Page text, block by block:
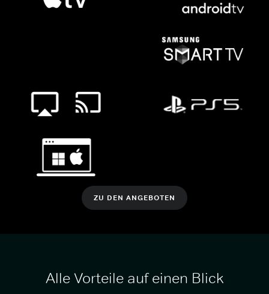
ZU DEN ANGEBOTEN
Alle Vorteile auf einen Blick